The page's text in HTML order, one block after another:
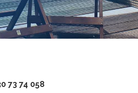
73 74 058